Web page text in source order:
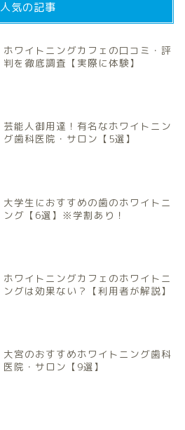
人気の記事
ホワイトニングカフェの口コミ・評
判を徹底調査【実際に体験】
芸能人御用達！有名なホワイトニン
グ歯科医院・サロン【5選】
大学生におすすめの歯のホワイトニ
ング【6選】※学割あり！
ホワイトニングカフェのホワイトニ
ングは効果ない？【利用者が解説】
大宮のおすすめホワイトニング歯科
医院・サロン【9選】